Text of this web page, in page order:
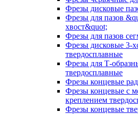
Фрезы дисковые
Фрезы для пазов
хвост&quot;
Фрезы для пазов
Фрезы дисковые 3-
твердосплавные
Фрезы для Т-
твердосплавные
Фрезы концевые
Фрезы концевые с
креплением
Фрезы концевые